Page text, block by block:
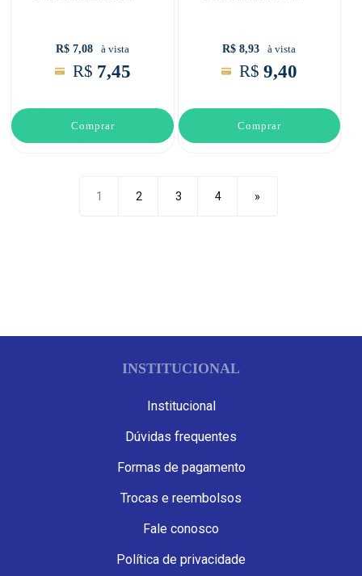
R$ 7,08 à vista
R$ 7,45
Comprar
R$ 8,93 à vista
R$ 9,40
Comprar
1 2 3 4 »
INSTITUCIONAL
Institucional
Dúvidas frequentes
Formas de pagamento
Trocas e reembolsos
Fale conosco
Política de privacidade